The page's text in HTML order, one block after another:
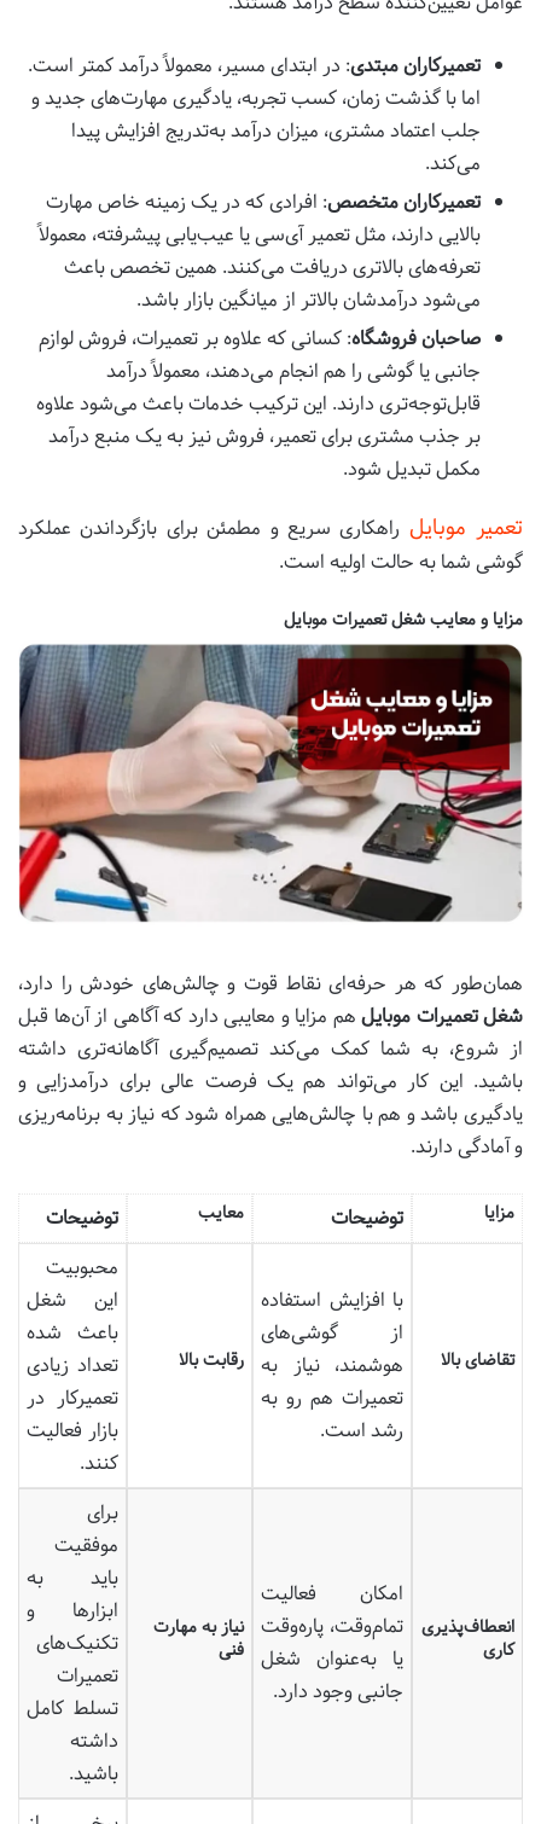
تعمیرکاران مبتدی: در ابتدای مسیر، معمولاً درآمد کمتر است.
اما با گذشت زمان، کسب تجربه، یادگیری مهارت‌های جدید و
جلب اعتماد مشتری، میزان درآمد به‌تدریج افزایش پیدا
می‌کند.
تعمیرکاران متخصص: افرادی که در یک زمینه خاص مهارت
بالایی دارند، مثل تعمیر آی‌سی یا عیب‌یابی پیشرفته، معمولاً
تعرفه‌های بالاتری دریافت می‌کنند. همین تخصص باعث
می‌شود درآمدشان بالاتر از میانگین بازار باشد.
صاحبان فروشگاه: کسانی که علاوه بر تعمیرات، فروش لوازم
جانبی یا گوشی را هم انجام می‌دهند، معمولاً درآمد
قابل‌توجه‌تری دارند. این ترکیب خدمات باعث می‌شود علاوه
بر جذب مشتری برای تعمیر، فروش نیز به یک منبع درآمد
مکمل تبدیل شود.
تعمیر موبایل راهکاری سریع و مطمئن برای بازگرداندن عملکرد
گوشی شما به حالت اولیه است.
مزایا و معایب شغل تعمیرات موبایل
همان‌طور که هر حرفه‌ای نقاط قوت و چالش‌های خودش را دارد،
شغل تعمیرات موبایل هم مزایا و معایبی دارد که آگاهی از آن‌ها قبل
از شروع، به شما کمک می‌کند تصمیم‌گیری آگاهانه‌تری داشته
باشید. این کار می‌تواند هم یک فرصت عالی برای درآمدزایی و
یادگیری باشد و هم با چالش‌هایی همراه شود که نیاز به برنامه‌ریزی
و آمادگی دارند.
مزایا توضیحات معایب توضیحات
تقاضای بالا
با افزایش استفاده
از گوشی‌های
هوشمند، نیاز به
تعمیرات هم رو به
رشد است.
رقابت بالا
محبوبیت
این شغل
باعث شده
تعداد زیادی
تعمیرکار در
بازار فعالیت
کنند.
انعطاف‌پذیری
کاری
امکان فعالیت
تمام‌وقت، پاره‌وقت
یا به‌عنوان شغل
جانبی وجود دارد.
نیاز به مهارت
فنی
برای
موفقیت
باید به
ابزارها و
تکنیک‌های
تعمیرات
تسلط کامل
داشته
باشید.